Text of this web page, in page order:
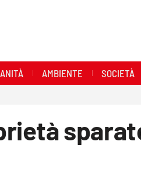
AMBIENTE SOCIETÀ